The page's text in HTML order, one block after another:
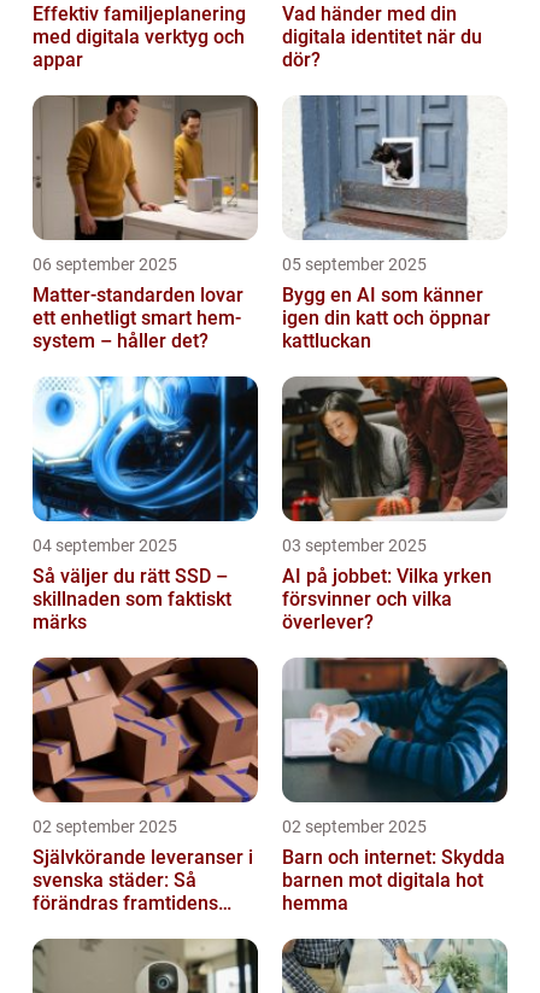
Effektiv familjeplanering
med digitala verktyg och
appar
Vad händer med din
digitala identitet när du
dör?
06 september 2025
Matter-standarden lovar
ett enhetligt smart hem-
system – håller det?
05 september 2025
Bygg en AI som känner
igen din katt och öppnar
kattluckan
04 september 2025
Så väljer du rätt SSD –
skillnaden som faktiskt
märks
03 september 2025
AI på jobbet: Vilka yrken
försvinner och vilka
överlever?
02 september 2025
Självkörande leveranser i
svenska städer: Så
förändras framtidens
02 september 2025
Barn och internet: Skydda
barnen mot digitala hot
hemma